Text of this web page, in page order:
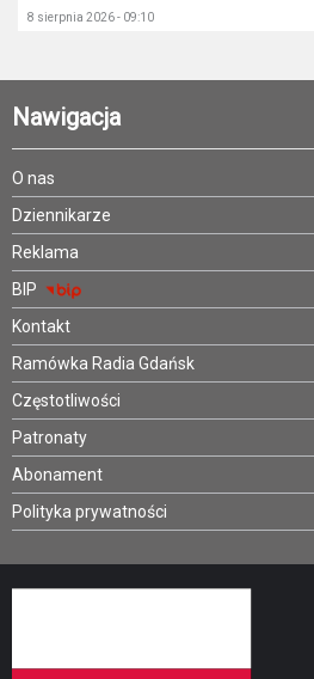
8 sierpnia 2026 - 09:10
Nawigacja
O nas
Dziennikarze
Reklama
BIP
Kontakt
Ramówka Radia Gdańsk
Częstotliwości
Patronaty
Abonament
Polityka prywatności